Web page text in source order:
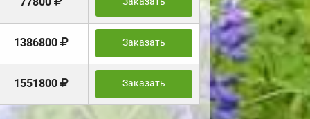
1386800 Заказать
1551800 Заказать